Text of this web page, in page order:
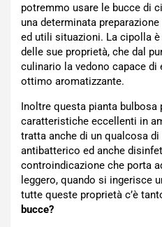
potremmo usare le bucce di
una determinata
ed utili situazioni. La cipolla
delle sue proprietà, che dal
culinario la vedono capace di
ottimo aromatizzante.
Inoltre questa pianta bulbosa
caratteristiche eccellenti in
tratta anche di un qualcosa
antibatterico ed anche
controindicazione che porta
leggero, quando si ingerisce
tutte queste proprietà c’è
bucce?